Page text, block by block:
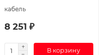
кабель
8 251 ₽
В корзину